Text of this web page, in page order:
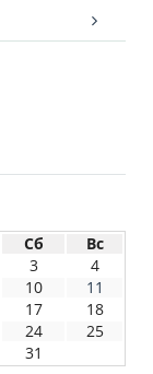
Сб
Вс
3
4
10
11
17
18
24
25
31